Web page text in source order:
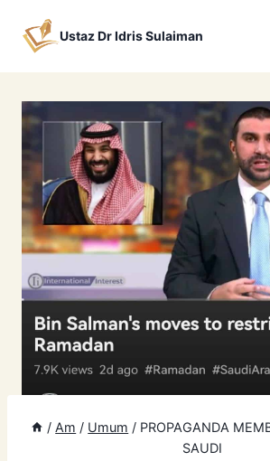
Ustaz Dr Idris Sulaiman
/ Am / Umum / PROPAGANDA
SAUDI